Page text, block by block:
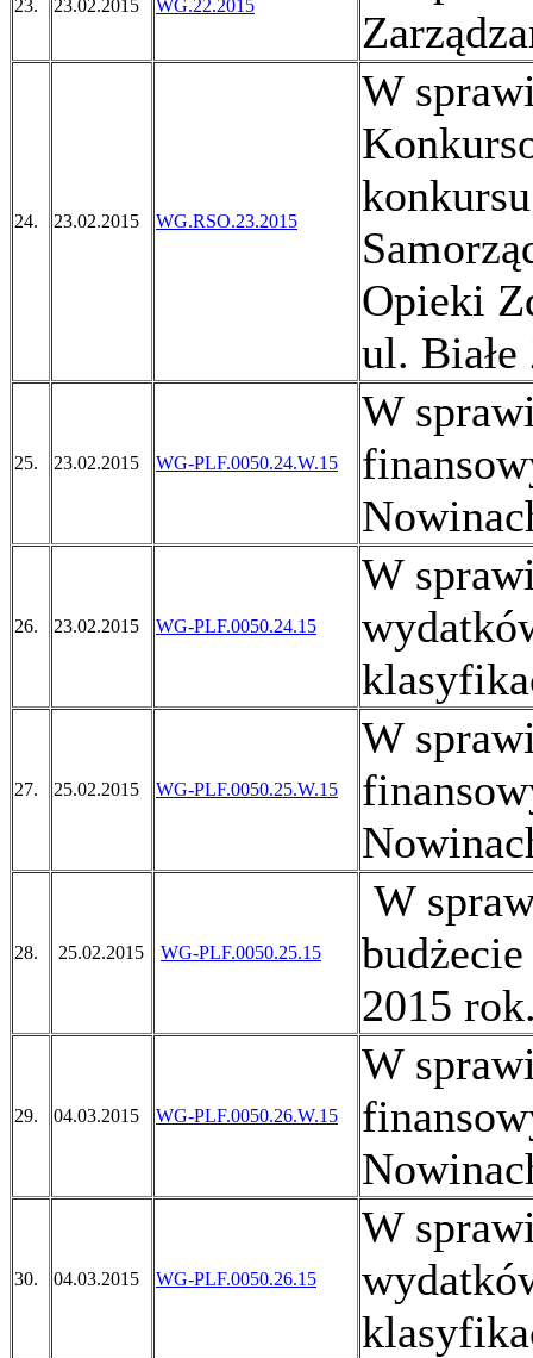
23. 23.02.2015 WG.22.2015
24. 23.02.2015 WG.RSO.23.2015
W
Opieki
ul.
25. 23.02.2015 WG-PLF.0050.24.W.15
W
26. 23.02.2015 WG-PLF.0050.24.15
W
27. 25.02.2015 WG-PLF.0050.25.W.15
W
28. 25.02.2015 WG-PLF.0050.25.15
W
2015
29. 04.03.2015 WG-PLF.0050.26.W.15
W
30. 04.03.2015 WG-PLF.0050.26.15
W